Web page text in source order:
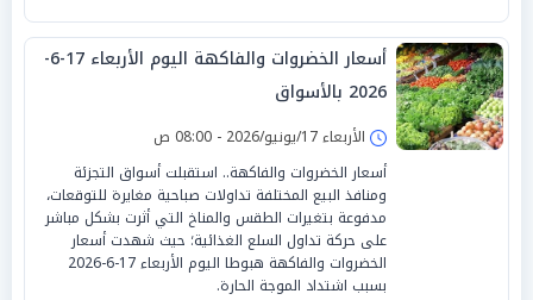
أسعار الخضروات والفاكهة اليوم الأربعاء 17-6-
2026 بالأسواق
الأربعاء 17/يونيو/2026 - 08:00 ص
أسعار الخضروات والفاكهة.. استقبلت أسواق التجزئة
ومنافذ البيع المختلفة تداولات صباحية مغايرة للتوقعات،
مدفوعة بتغيرات الطقس والمناخ التي أثرت بشكل مباشر
على حركة تداول السلع الغذائية؛ حيث شهدت أسعار
الخضروات والفاكهة هبوطا اليوم الأربعاء 17-6-2026
بسبب اشتداد الموجة الحارة.